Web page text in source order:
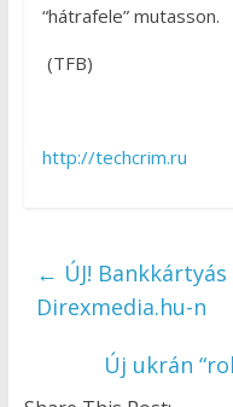
“hátrafele” mutasson.
(TFB)
http://techcrim.ru
← ÚJ!
Direxmedia.hu-n
Új ukrán